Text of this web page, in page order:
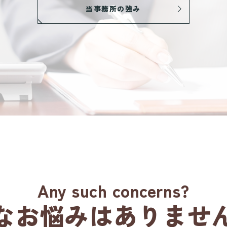
当事務所の強み
Any such concerns?
お悩みはありませ